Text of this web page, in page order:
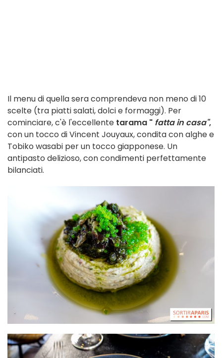
Il menu di quella sera comprendeva non meno di 10
scelte (tra piatti salati, dolci e formaggi). Per
cominciare, c'è l'eccellente tarama " fatta in casa",
con un tocco di Vincent Jouyaux, condita con alghe e
Tobiko wasabi per un tocco giapponese. Un
antipasto delizioso, con condimenti perfettamente
bilanciati.